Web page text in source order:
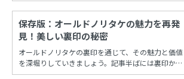
保存版：オールドノリタケの魅力を再発
見！美しい裏印の秘密
オールドノリタケの裏印を通じて、その魅力と価値
を深堀りしていきましょう。記事半ばには裏印から
年代を調べることができる保存版一覧もあります！